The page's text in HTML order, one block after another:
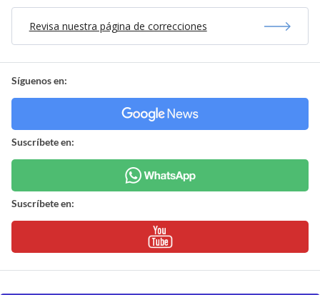
Revisa nuestra página de correcciones
Síguenos en:
Suscríbete en:
Suscríbete en: